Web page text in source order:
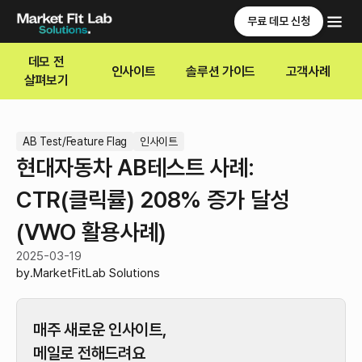
무료 데모 신청
데모 전
살펴보기
인사이트 솔루션 가이드 고객사례
AB Test/Feature Flag 인사이트
현대자동차 AB테스트 사례:
CTR(클릭률) 208% 증가 달성
(VWO 활용사례)
2025-03-19
by.MarketFitLab Solutions
매주 새로운 인사이트,
메일로 전해드려요